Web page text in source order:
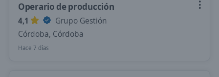
Operario de producción
4,1
Grupo Gestión
Córdoba, Córdoba
Hace 7 días